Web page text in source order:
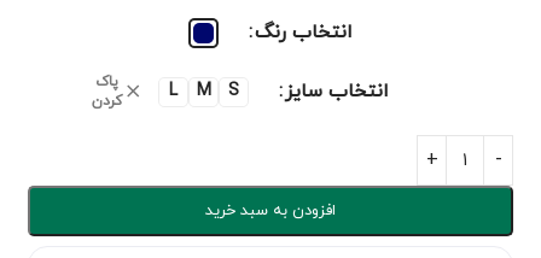
انتخاب رنگ
انتخاب سایز S
M
L
پاک
کردن
افزودن به سبد خرید